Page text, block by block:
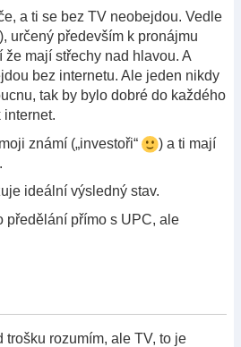
a ti se bez TV neobejdou. Vedle
určený především k pronájmu
že mají střechy nad hlavou. A
bez internetu. Ale jeden nikdy
tak by bylo dobré do každého
internet.
známí („investoři“
) a ti mají
ideální výsledný stav.
předělání přímo s UPC, ale
trošku rozumím, ale TV, to je